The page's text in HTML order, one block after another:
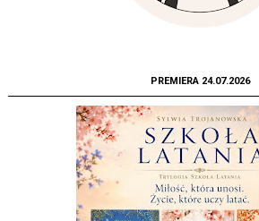
PREMIERA 24.07.2026